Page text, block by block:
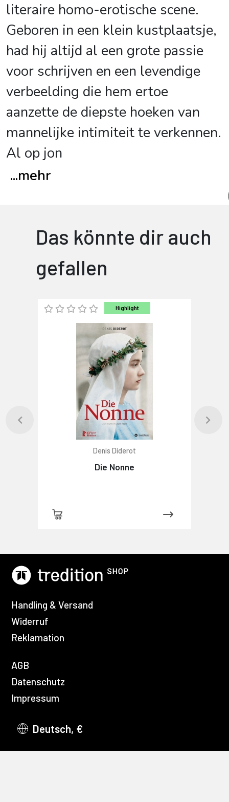
literaire homo-erotische scene.
Geboren in een klein kustplaatsje,
had hij altijd al een grote passie
voor schrijven en een levendige
verbeelding die hem ertoe
aanzette de diepste hoeken van
mannelijke intimiteit te verkennen.
Al op jon
...mehr
Das könnte dir auch
gefallen
Highlight
Denis Diderot
Die Nonne
Handling & Versand
Widerruf
Reklamation
AGB
Datenschutz
Impressum
Deutsch, €